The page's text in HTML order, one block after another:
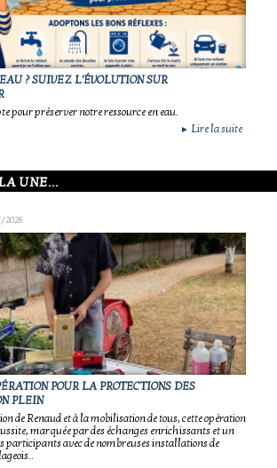
? SUIVEZ L'ÉVOLUTION SUR
pour préserver notre ressource en eau.
► Lire la suite
UNE...
2026
POUR LA PROTECTIONS DES
PLEIN
de Renaud et à la mobilisation de tous, cette opération
marquée par des échanges enrichissants et un
participants avec de nombreuses installations de